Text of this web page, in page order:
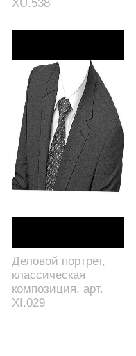
XU.538
Деловой портрет,
классическая
композиция, арт.
XI.029